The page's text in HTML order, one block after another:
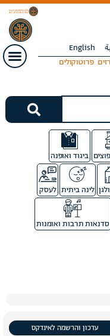
English
פרוטוקולים
ביגוד ואופנה
לינה ביתית לעסק
סדנאות תרבות ואומנות
עדכון והרשמה לאינדקס